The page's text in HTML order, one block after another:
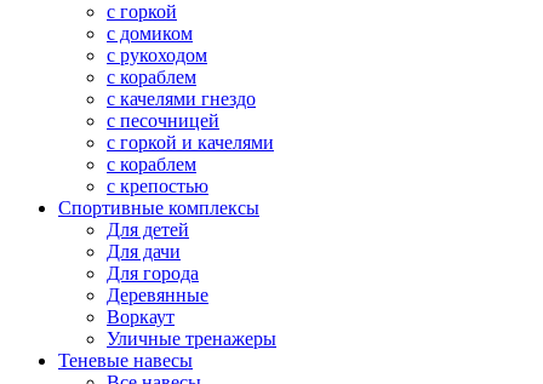
с горкой
с домиком
с рукоходом
с кораблем
с качелями гнездо
с песочницей
с горкой и качелями
с кораблем
с крепостью
Спортивные комплексы
Для детей
Для дачи
Для города
Деревянные
Воркаут
Уличные тренажеры
Теневые навесы